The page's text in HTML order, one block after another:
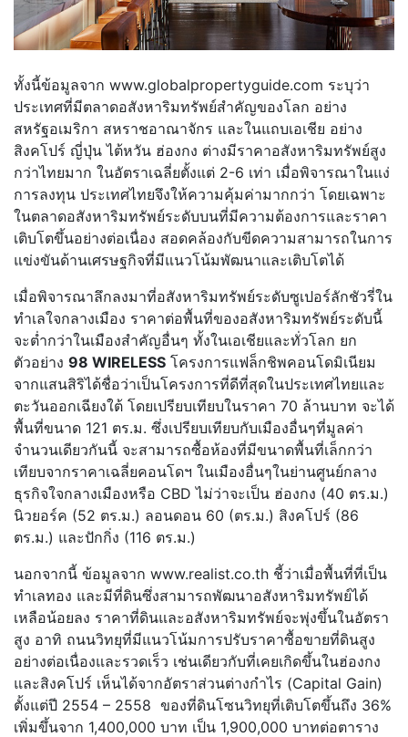
ทั้งนี้ข้อมูลจาก www.globalpropertyguide.com ระบุว่า
ประเทศที่มีตลาดอสังหาริมทรัพย์สำคัญของโลก อย่าง
สหรัฐอเมริกา สหราชอาณาจักร และในแถบเอเชีย อย่าง
สิงคโปร์ ญี่ปุ่น ไต้หวัน ฮ่องกง ต่างมีราคาอสังหาริมทรัพย์สูง
กว่าไทยมาก ในอัตราเฉลี่ยตั้งแต่ 2-6 เท่า เมื่อพิจารณาในแง่
การลงทุน ประเทศไทยจึงให้ความคุ้มค่ามากกว่า โดยเฉพาะ
ในตลาดอสังหาริมทรัพย์ระดับบนที่มีความต้องการและราคา
เติบโตขึ้นอย่างต่อเนื่อง สอดคล้องกับขีดความสามารถในการ
แข่งขันด้านเศรษฐกิจที่มีแนวโน้มพัฒนาและเติบโตได้
เมื่อพิจารณาลึกลงมาที่อสังหาริมทรัพย์ระดับซูเปอร์ลักชัวรี่ใน
ทำเลใจกลางเมือง ราคาต่อพื้นที่ของอสังหาริมทรัพย์ระดับนี้
จะต่ำกว่าในเมืองสำคัญอื่นๆ ทั้งในเอเชียและทั่วโลก ยก
ตัวอย่าง 98 WIRELESS โครงการแฟล็กชิพคอนโดมิเนียม
จากแสนสิริได้ชื่อว่าเป็นโครงการที่ดีที่สุดในประเทศไทยและ
ตะวันออกเฉียงใต้ โดยเปรียบเทียบในราคา 70 ล้านบาท จะได้
พื้นที่ขนาด 121 ตร.ม. ซึ่งเปรียบเทียบกับเมืองอื่นๆที่มูลค่า
จำนวนเดียวกันนี้ จะสามารถซื้อห้องที่มีขนาดพื้นที่เล็กกว่า
เทียบจากราคาเฉลี่ยคอนโดฯ ในเมืองอื่นๆในย่านศูนย์กลาง
ธุรกิจใจกลางเมืองหรือ CBD ไม่ว่าจะเป็น ฮ่องกง (40 ตร.ม.)
นิวยอร์ค (52 ตร.ม.) ลอนดอน 60 (ตร.ม.) สิงคโปร์ (86
ตร.ม.) และปักกิ่ง (116 ตร.ม.)
นอกจากนี้ ข้อมูลจาก www.realist.co.th ชี้ว่าเมื่อพื้นที่ที่เป็น
ทำเลทอง และมีที่ดินซึ่งสามารถพัฒนาอสังหาริมทรัพย์ได้
เหลือน้อยลง ราคาที่ดินและอสังหาริมทรัพย์จะพุ่งขึ้นในอัตรา
สูง อาทิ ถนนวิทยุที่มีแนวโน้มการปรับราคาซื้อขายที่ดินสูง
อย่างต่อเนื่องและรวดเร็ว เช่นเดียวกับที่เคยเกิดขึ้นในฮ่องกง
และสิงคโปร์ เห็นได้จากอัตราส่วนต่างกำไร (Capital Gain)
ตั้งแต่ปี 2554 – 2558 ของที่ดินโซนวิทยุที่เติบโตขึ้นถึง 36%
เพิ่มขึ้นจาก 1,400,000 บาท เป็น 1,900,000 บาทต่อตาราง